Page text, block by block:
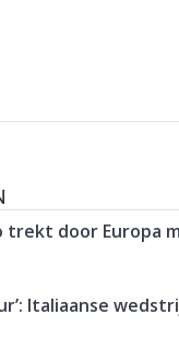
trekt door Europa
Italiaanse